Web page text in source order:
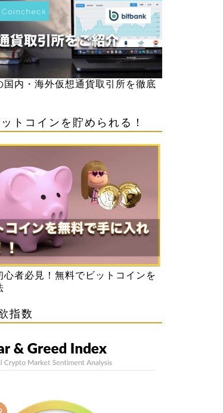
国内・海外仮想通貨取引所を徹底
トコインを貯められる！
心者必見！無料でビットコインを
指数